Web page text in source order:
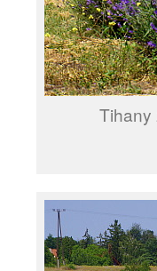
Tihany